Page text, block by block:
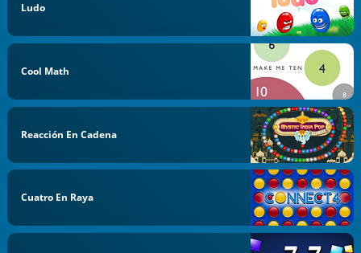
Ludo
Cool Math
Reacción En Cadena
Cuatro En Raya